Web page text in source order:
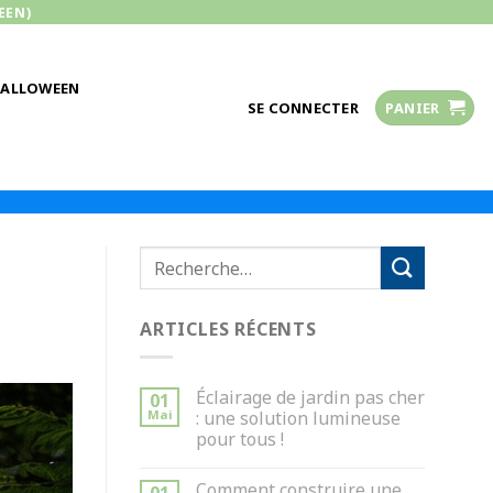
SE CONNECTER PANIER
ARTICLES RÉCENTS
01
Mai
Éclairage de jardin pas cher
: une solution lumineuse
pour tous !